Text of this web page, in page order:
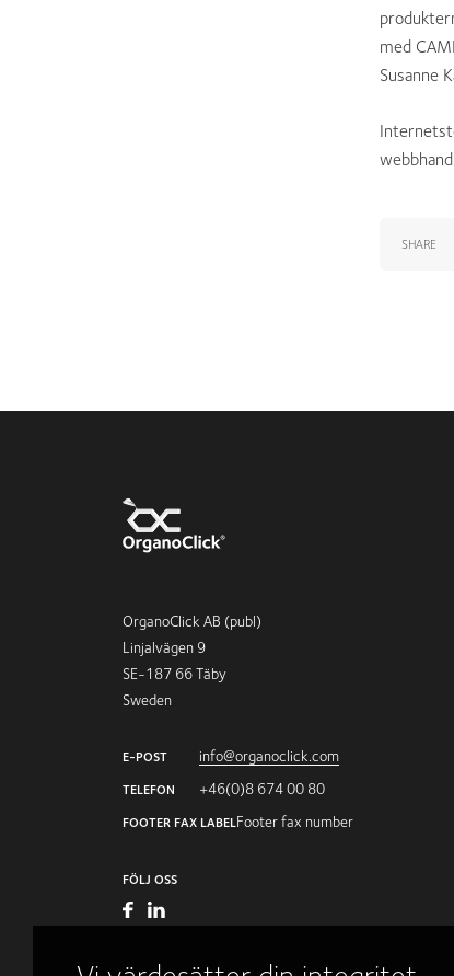
med
Susanne
SHARE
OrganoClick AB (publ)
Linjalvägen 9
SE-187 66 Täby
Sweden
E-POST info@organoclick.com
TELEFON +46(0)8 674 00 80
FOOTER FAX LABELFooter fax number
FÖLJ OSS